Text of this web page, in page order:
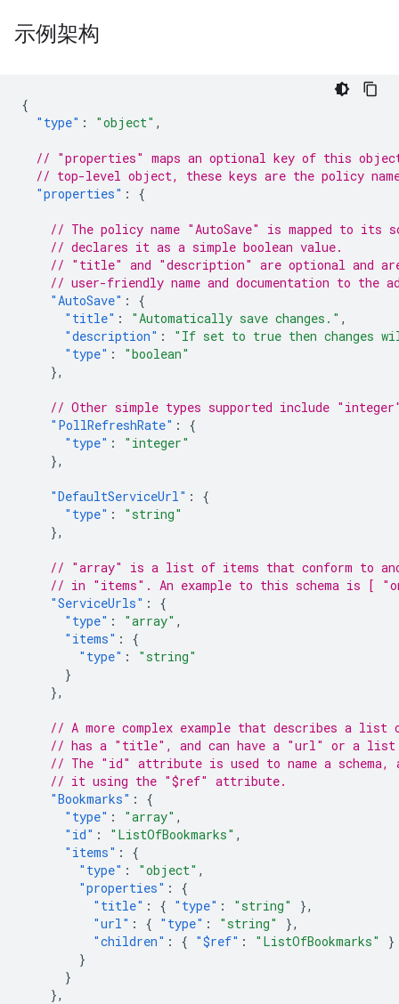
示例架构
{
"type" : "object" ,
// "properties" maps an optional key of this
// top-level object, these keys are the policy
"properties" : {
// The policy name "AutoSave" is mapped to its
// declares it as a simple boolean value.
// "title" and "description" are optional and are
// user-friendly name and documentation to the
"AutoSave" :
{
"title" : "Automatically save changes." ,
"description" :
"If set to true then changes
"type" :
"boolean"
},
// Other simple types supported include
"PollRefreshRate" :
{
"type" :
"integer"
},
"DefaultServiceUrl" :
{
"type" :
"string"
},
// "array" is a list of items that conform to
// in "items". An example to this schema is [
"ServiceUrls" :
{
"type" : "array" ,
"items" :
{
"type" :
"string"
}
},
// A more complex example that describes a list
// has a "title", and can have a "url" or a list
// The "id" attribute is used to name a schema,
// it using the "$ref" attribute.
"Bookmarks" :
{
"type" : "array" ,
"id" : "ListOfBookmarks" ,
"items" :
{
"type" : "object" ,
"properties" :
{
"title" : { "type" : "string"
},
"url" : { "type" : "string"
},
"children" : { "$ref" : "ListOfBookmarks"
}
}
}
},